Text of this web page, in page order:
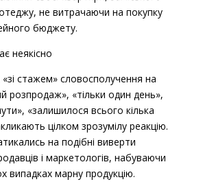
не витрачаючи на покупку
бюджету.
неякісно
«зі стажем» словосполучення на
розпродаж», «тільки один день»,
«залишилося всього кілька
цілком зрозумілу реакцію.
на подібні виверти
і маркетологів, набуваючи
випадках марну продукцію.